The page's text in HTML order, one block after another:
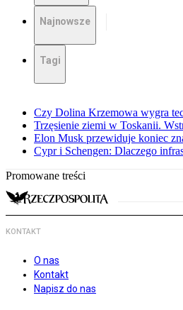
Najnowsze
Tagi
Czy Dolina Krzemowa wygra
Trzęsienie ziemi w Toskanii.
Elon Musk przewiduje koniec
Cypr i Schengen: Dlaczego
Promowane treści
KONTAKT
O nas
Kontakt
Napisz do nas